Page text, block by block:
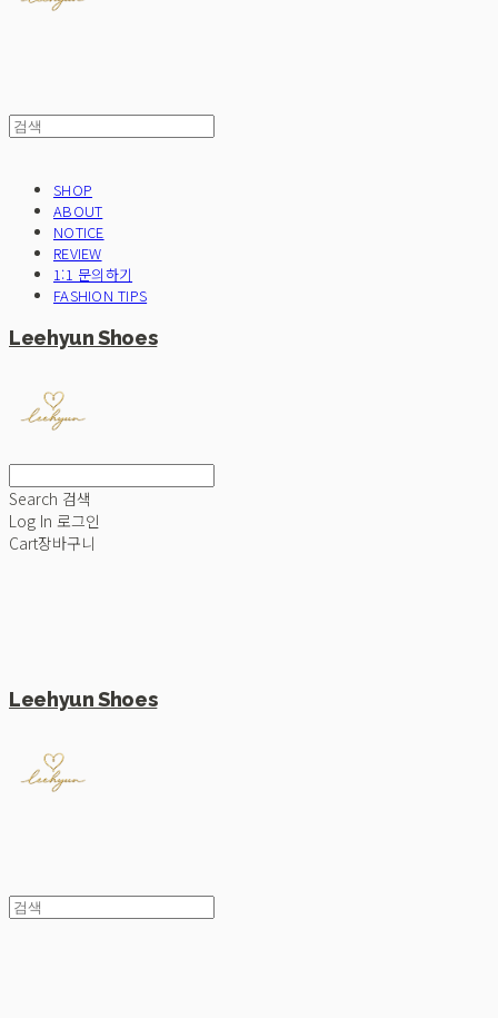
SHOP
ABOUT
NOTICE
REVIEW
1:1 문의하기
FASHION TIPS
Leehyun Shoes
Search 검색
Log In 로그인
Cart장바구니
Leehyun Shoes